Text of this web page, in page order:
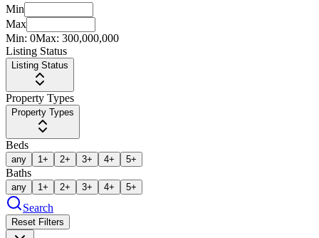
Min
Max
Min: 0Max: 300,000,000
Listing Status
Listing Status
Property Types
Property Types
Beds
any 1+ 2+ 3+ 4+ 5+
Baths
any 1+ 2+ 3+ 4+ 5+
Search
Reset Filters